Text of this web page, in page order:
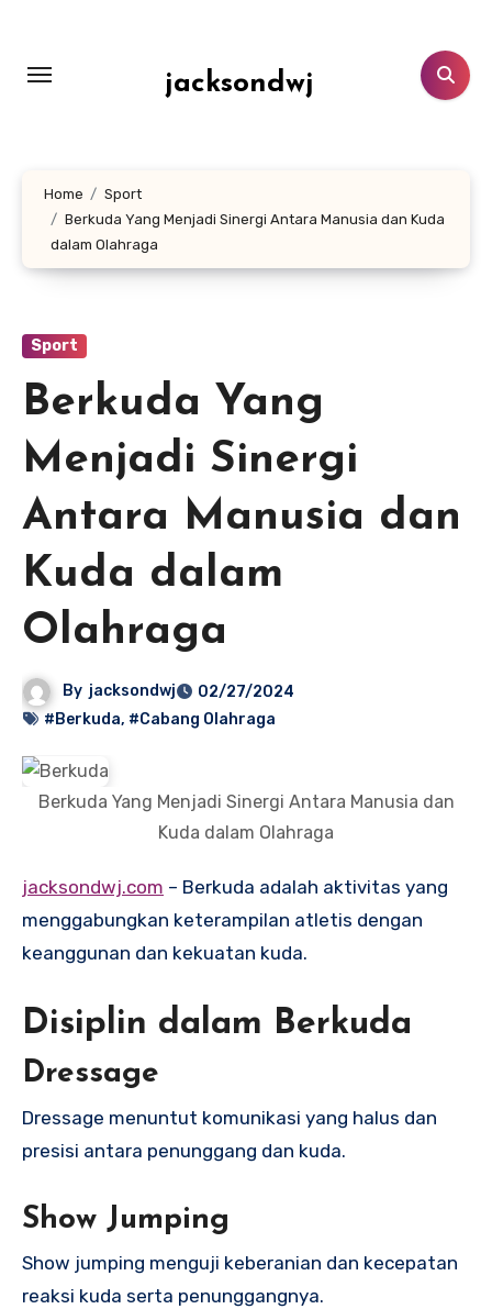
konten
jacksondwj
Home
Sport
Berkuda Yang Menjadi Sinergi Antara Manusia dan Kuda
dalam Olahraga
Sport
Berkuda Yang
Menjadi Sinergi
Antara Manusia dan
Kuda dalam
Olahraga
By jacksondwj
02/27/2024
#Berkuda, #Cabang Olahraga
Berkuda Yang Menjadi Sinergi Antara Manusia dan
Kuda dalam Olahraga
jacksondwj.com – Berkuda adalah aktivitas yang
menggabungkan keterampilan atletis dengan
keanggunan dan kekuatan kuda.
Disiplin dalam Berkuda
Dressage
Dressage menuntut komunikasi yang halus dan
presisi antara penunggang dan kuda.
Show Jumping
Show jumping menguji keberanian dan kecepatan
reaksi kuda serta penunggangnya.